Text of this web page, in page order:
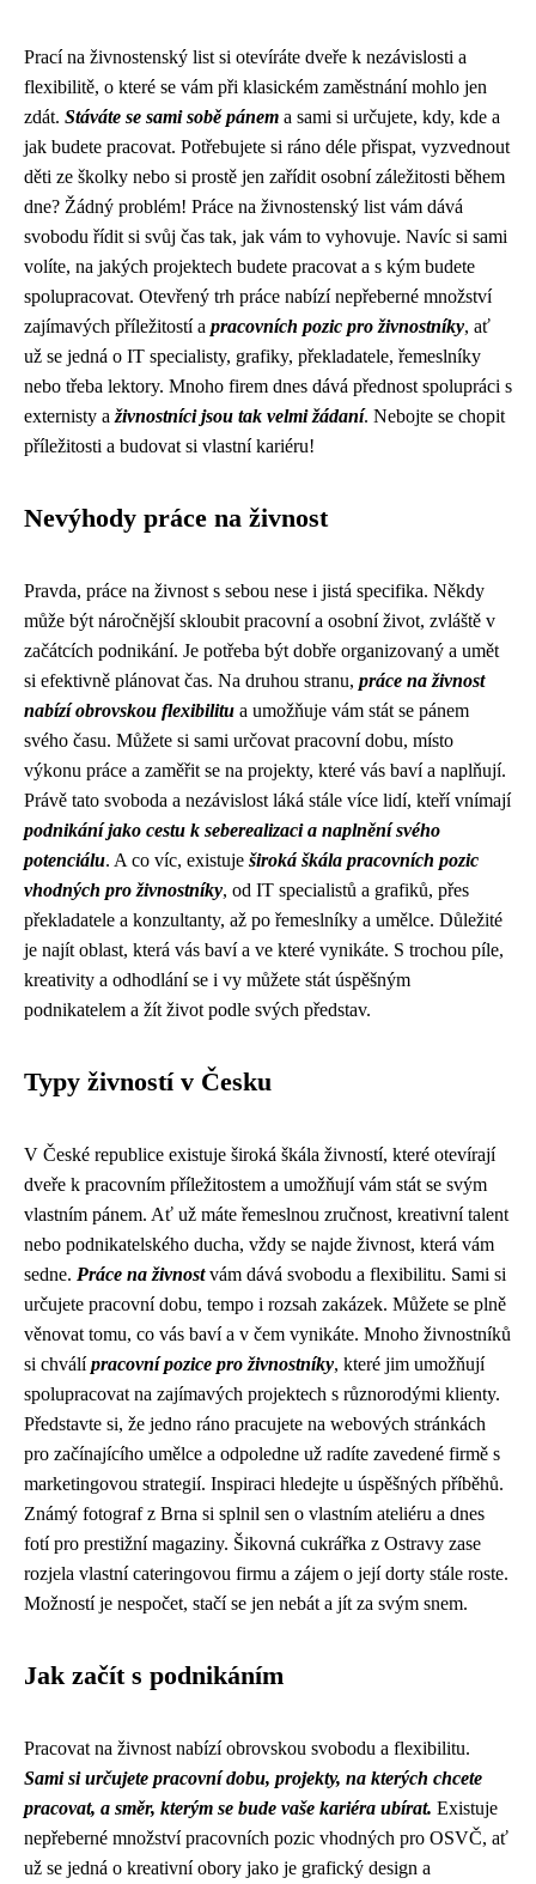
Prací na živnostenský list si otevíráte dveře k nezávislosti a
flexibilitě, o které se vám při klasickém zaměstnání mohlo jen
zdát. Stáváte se sami sobě pánem a sami si určujete, kdy, kde a
jak budete pracovat. Potřebujete si ráno déle přispat, vyzvednout
děti ze školky nebo si prostě jen zařídit osobní záležitosti během
dne? Žádný problém! Práce na živnostenský list vám dává
svobodu řídit si svůj čas tak, jak vám to vyhovuje. Navíc si sami
volíte, na jakých projektech budete pracovat a s kým budete
spolupracovat. Otevřený trh práce nabízí nepřeberné množství
zajímavých příležitostí a pracovních pozic pro živnostníky, ať
už se jedná o IT specialisty, grafiky, překladatele, řemeslníky
nebo třeba lektory. Mnoho firem dnes dává přednost spolupráci s
externisty a živnostníci jsou tak velmi žádaní. Nebojte se chopit
příležitosti a budovat si vlastní kariéru!
Nevýhody práce na živnost
Pravda, práce na živnost s sebou nese i jistá specifika. Někdy
může být náročnější skloubit pracovní a osobní život, zvláště v
začátcích podnikání. Je potřeba být dobře organizovaný a umět
si efektivně plánovat čas. Na druhou stranu, práce na živnost
nabízí obrovskou flexibilitu a umožňuje vám stát se pánem
svého času. Můžete si sami určovat pracovní dobu, místo
výkonu práce a zaměřit se na projekty, které vás baví a naplňují.
Právě tato svoboda a nezávislost láká stále více lidí, kteří vnímají
podnikání jako cestu k seberealizaci a naplnění svého
potenciálu. A co víc, existuje široká škála pracovních pozic
vhodných pro živnostníky, od IT specialistů a grafiků, přes
překladatele a konzultanty, až po řemeslníky a umělce. Důležité
je najít oblast, která vás baví a ve které vynikáte. S trochou píle,
kreativity a odhodlání se i vy můžete stát úspěšným
podnikatelem a žít život podle svých představ.
Typy živností v Česku
V České republice existuje široká škála živností, které otevírají
dveře k pracovním příležitostem a umožňují vám stát se svým
vlastním pánem. Ať už máte řemeslnou zručnost, kreativní talent
nebo podnikatelského ducha, vždy se najde živnost, která vám
sedne. Práce na živnostvám dává svobodu a flexibilitu. Sami si
určujete pracovní dobu, tempo i rozsah zakázek. Můžete se plně
věnovat tomu, co vás baví a v čem vynikáte. Mnoho živnostníků
si chválípracovní pozice pro živnostníky, které jim umožňují
spolupracovat na zajímavých projektech s různorodými klienty.
Představte si, že jedno ráno pracujete na webových stránkách
pro začínajícího umělce a odpoledne už radíte zavedené firmě s
marketingovou strategií. Inspiraci hledejte u úspěšných příběhů.
Známý fotograf z Brna si splnil sen o vlastním ateliéru a dnes
fotí pro prestižní magaziny. Šikovná cukrářka z Ostravy zase
rozjela vlastní cateringovou firmu a zájem o její dorty stále roste.
Možností je nespočet, stačí se jen nebát a jít za svým snem.
Jak začít s podnikáním
Pracovat na živnost nabízí obrovskou svobodu a flexibilitu.
Sami si určujete pracovní dobu, projekty, na kterých chcete
pracovat, a směr, kterým se bude vaše kariéra ubírat. Existuje
nepřeberné množství pracovních pozic vhodných pro OSVČ, ať
už se jedná o kreativní obory jako je grafický design a